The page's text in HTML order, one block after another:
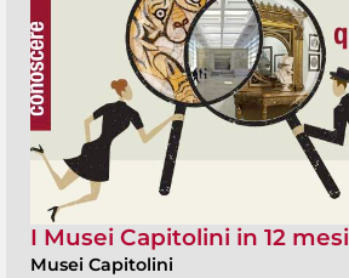
I Musei Capitolini in 12 mesi
Musei Capitolini